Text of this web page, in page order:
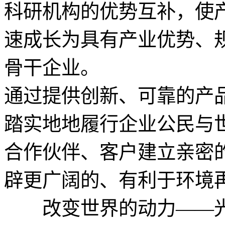
科研机构的优势互补，使
速成长为具有产业优势、
骨干企业。
通过提供创新、可靠的产
踏实地地履行企业公民与
合作伙伴、客户建立亲密
辟更广阔的、有利于环境
改变世界的动力——光